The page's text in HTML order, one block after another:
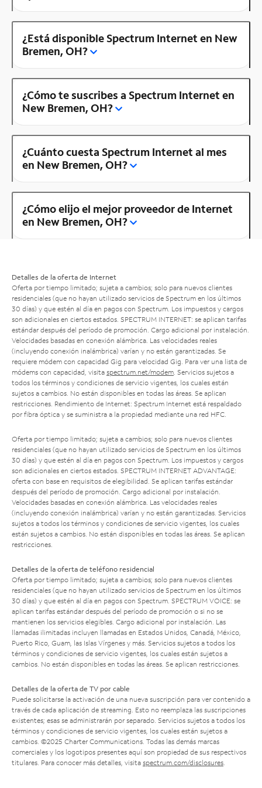
¿Está disponible Spectrum Internet en New
Bremen, OH?
¿Cómo te suscribes a Spectrum Internet en
New Bremen, OH?
¿Cuánto cuesta Spectrum Internet al mes
en New Bremen, OH?
¿Cómo elijo el mejor proveedor de Internet
en New Bremen, OH?
Detalles de la oferta de Internet
Oferta por tiempo limitado; sujeta a cambios; solo para nuevos clientes
residenciales (que no hayan utilizado servicios de Spectrum en los últimos
30 días) y que estén al día en pagos con Spectrum. Los impuestos y cargos
son adicionales en ciertos estados. SPECTRUM INTERNET: se aplican tarifas
estándar después del período de promoción. Cargo adicional por instalación.
Velocidades basadas en conexión alámbrica. Las velocidades reales
(incluyendo conexión inalámbrica) varían y no están garantizadas. Se
requiere módem con capacidad Gig para velocidad Gig. Para ver una lista de
módems con capacidad, visita spectrum.net/modem . Servicios sujetos a
todos los términos y condiciones de servicio vigentes, los cuales están
sujetos a cambios. No están disponibles en todas las áreas. Se aplican
restricciones. Rendimiento de Internet: Spectrum Internet está respaldado
por fibra óptica y se suministra a la propiedad mediante una red HFC.
Oferta por tiempo limitado; sujeta a cambios; solo para nuevos clientes
residenciales (que no hayan utilizado servicios de Spectrum en los últimos
30 días) y que estén al día en pagos con Spectrum. Los impuestos y cargos
son adicionales en ciertos estados. SPECTRUM INTERNET ADVANTAGE:
oferta con base en requisitos de elegibilidad. Se aplican tarifas estándar
después del período de promoción. Cargo adicional por instalación.
Velocidades basadas en conexión alámbrica. Las velocidades reales
(incluyendo conexión inalámbrica) varían y no están garantizadas. Servicios
sujetos a todos los términos y condiciones de servicio vigentes, los cuales
están sujetos a cambios. No están disponibles en todas las áreas. Se aplican
restricciones.
Detalles de la oferta de teléfono residencial
Oferta por tiempo limitado; sujeta a cambios; solo para nuevos clientes
residenciales (que no hayan utilizado servicios de Spectrum en los últimos
30 días) y que estén al día en pagos con Spectrum. SPECTRUM VOICE: se
aplican tarifas estándar después del período de promoción o si no se
mantienen los servicios elegibles. Cargo adicional por instalación. Las
llamadas ilimitadas incluyen llamadas en Estados Unidos, Canadá, México,
Puerto Rico, Guam, las Islas Vírgenes y más. Servicios sujetos a todos los
términos y condiciones de servicio vigentes, los cuales están sujetos a
cambios. No están disponibles en todas las áreas. Se aplican restricciones.
Detalles de la oferta de TV por cable
Puede solicitarse la activación de una nueva suscripción para ver contenido a
través de cada aplicación de streaming. Esto no reemplaza las suscripciones
existentes; esas se administrarán por separado. Servicios sujetos a todos los
términos y condiciones de servicio vigentes, los cuales están sujetos a
cambios. ©2025 Charter Communications. Todas las demás marcas
comerciales y los logotipos presentes aquí son propiedad de sus respectivos
titulares. Para conocer más detalles, visita spectrum.com/disclosures